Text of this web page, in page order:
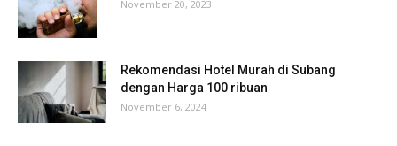
November 20, 2023
Rekomendasi Hotel Murah di Subang
dengan Harga 100 ribuan
November 6, 2024